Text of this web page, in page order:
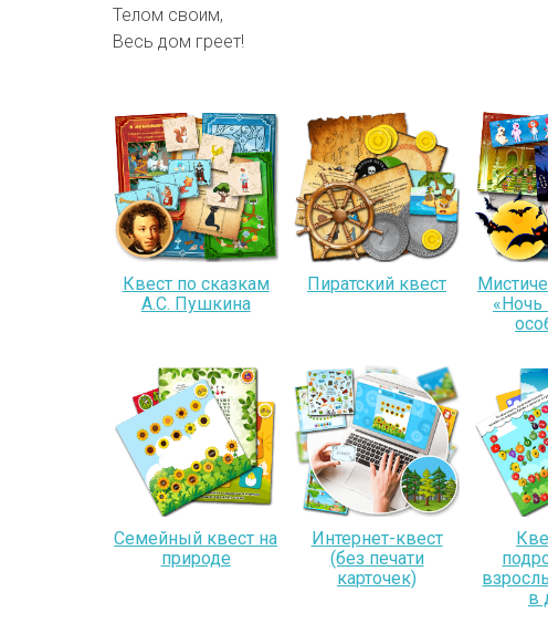
Телом своим,
Весь дом греет!
Квест по сказкам
А.С. Пушкина
Пиратский квест
«Ночь
Семейный квест на
природе
Интернет-квест
(без печати
карточек)
в